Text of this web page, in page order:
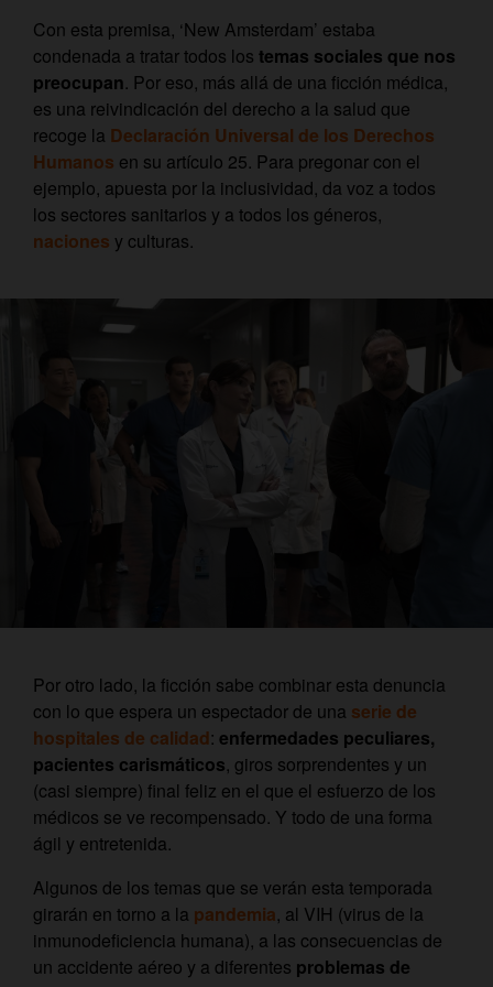
Con esta premisa, ‘New Amsterdam’ estaba
condenada a tratar todos los temas sociales que nos
preocupan. Por eso, más allá de una ficción médica,
es una reivindicación del derecho a la salud que
recoge la Declaración Universal de los Derechos
Humanos en su artículo 25. Para pregonar con el
ejemplo, apuesta por la inclusividad, da voz a todos
los sectores sanitarios y a todos los géneros,
naciones y culturas.
Por otro lado, la ficción sabe combinar esta denuncia
con lo que espera un espectador de una serie de
hospitales de calidad: enfermedades peculiares,
pacientes carismáticos, giros sorprendentes y un
(casi siempre) final feliz en el que el esfuerzo de los
médicos se ve recompensado. Y todo de una forma
ágil y entretenida.
Algunos de los temas que se verán esta temporada
girarán en torno a la pandemia, al VIH (virus de la
inmunodeficiencia humana), a las consecuencias de
un accidente aéreo y a diferentes problemas de